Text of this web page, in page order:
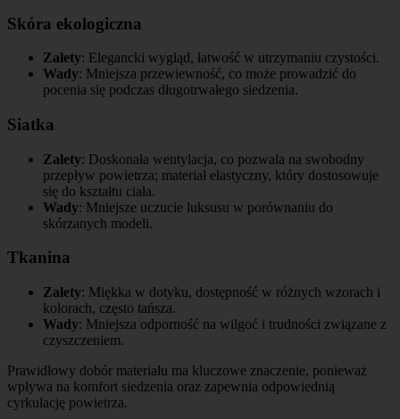
Skóra ekologiczna
Zalety: Elegancki wygląd, łatwość w utrzymaniu czystości.
Wady: Mniejsza przewiewność, co może prowadzić do
pocenia się podczas długotrwałego siedzenia.
Siatka
Zalety: Doskonała wentylacja, co pozwala na swobodny
przepływ powietrza; materiał elastyczny, który dostosowuje
się do kształtu ciała.
Wady: Mniejsze uczucie luksusu w porównaniu do
skórzanych modeli.
Tkanina
Zalety: Miękka w dotyku, dostępność w różnych wzorach i
kolorach, często tańsza.
Wady: Mniejsza odporność na wilgoć i trudności związane z
czyszczeniem.
Prawidłowy dobór materiału ma kluczowe znaczenie, ponieważ
wpływa na komfort siedzenia oraz zapewnia odpowiednią
cyrkulację powietrza.